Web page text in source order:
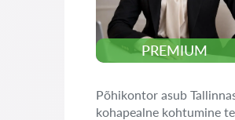
PREMIUM
Põhikontor asub
kohapealne kohtumine